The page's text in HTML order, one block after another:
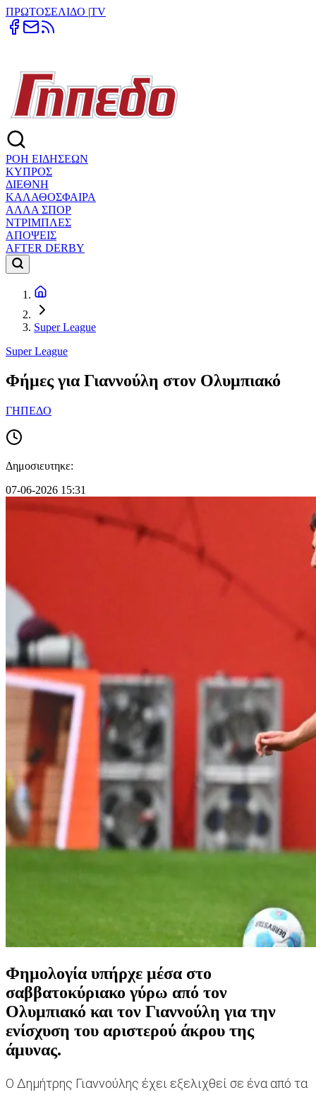
ΠΡΩΤΟΣΕΛΙΔΟ |TV
ΡΟΗ ΕΙΔΗΣΕΩΝ
ΚΥΠΡΟΣ
ΔΙΕΘΝΗ
ΚΑΛΑΘΟΣΦΑΙΡΑ
ΑΛΛΑ ΣΠΟΡ
ΝΤΡΙΜΠΛΕΣ
ΑΠΟΨΕΙΣ
AFTER DERBY
Super League
Super League
Φήμες για Γιαννούλη στον Ολυμπιακό
ΓΗΠΕΔΟ
Δημοσιευτηκε:
07-06-2026 15:31
Φημολογία υπήρχε μέσα στο
σαββατοκύριακο γύρω από τον
Ολυμπιακό και τον Γιαννούλη για την
ενίσχυση του αριστερού άκρου της
άμυνας.
Ο Δημήτρης Γιαννούλης έχει εξελιχθεί σε ένα από τα